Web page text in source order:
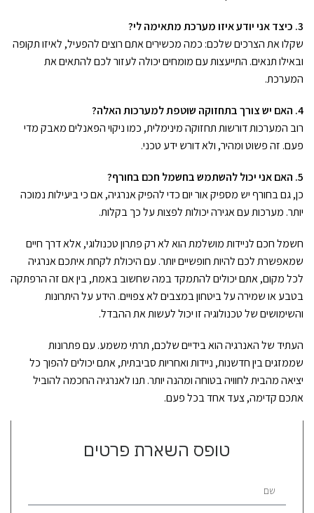
3. כיצד אני יודע איזו מערכת מתאימה לי?
שקלו את הצרכים שלכם: כמה מכשירים אתם רוצים להפעיל, לאיזו תקופה
ובאילו תנאים. התייעצות עם מומחים יכולה לעזור לכם להתאים את
המערכת.
4. האם יש צורך בתחזוקה שוטפת למערכות האלה?
רוב המערכות דורשות תחזוקה מינימלית, כמו ניקוי הפאנלים מאבק מדי
פעם. זה פשוט ומהיר, ולא דורש ידע טכני.
5. האם אני יכול להשתמש בחשמל חכם בחורף?
כן, גם בחורף יש מספיק אור יום כדי להפיק אנרגיה, אם כי ביעילות נמוכה
יותר. מערכות עם אגירה יכולות לפצות על כך בקלות.
חשמל חכם לניידות מושלמת הוא לא רק פתרון טכנולוגי, אלא דרך חיים
שמאפשרת לכם להיות חופשיים יותר. עם היכולת לקחת איתכם אנרגיה
לכל מקום, אתם יכולים להתמקד במה שחשוב באמת, בין אם זה הרפתקה
בטבע או שמירה על ביטחון במצבים לא צפויים. הידע על היתרונות
והשימושים של טכנולוגיה זו יכול לעשות את ההבדל.
העתיד של האנרגיה הוא בידיים שלכם, תרתי משמע. עם פתרונות
שממזגים בין חדשנות, ניידות ואחריות סביבתית, אתם יכולים להפוך כל
יציאה מהבית לחוויה בטוחה ומהנה יותר. תנו לאנרגיה החכמה להוביל
אתכם קדימה, צעד אחד בכל פעם.
טופס השארת פרטים